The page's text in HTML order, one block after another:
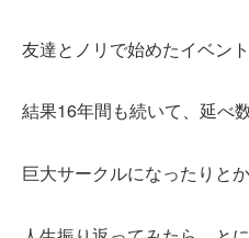
友達とノリで始めたイベン
結果16年間も続いて、延べ
巨大サークルになったりと